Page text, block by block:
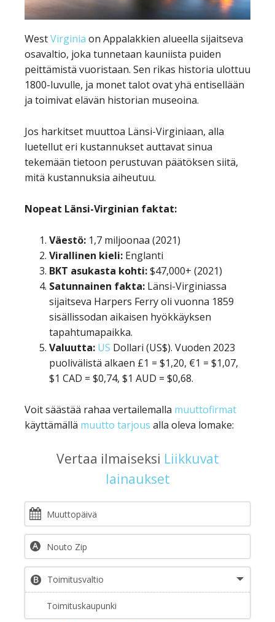
WestVirginia on Appalakkien alueella sijaitseva
osavaltio, joka tunnetaan kauniista puiden
peittämistä vuoristaan. Sen rikas historia ulottuu
1800-luvulle, ja monet talot ovat yhä entisellään
ja toimivat elävän historian museoina.
Jos harkitset muuttoa Länsi-Virginiaan, alla
luetellut eri kustannukset auttavat sinua
tekemään tietoon perustuvan päätöksen siitä,
mitä kustannuksia aiheutuu.
Nopeat Länsi-Virginian faktat:
Väestö: 1,7 miljoonaa (2021)
Virallinen kieli: Englanti
BKT asukasta kohti:$47,000+ (2021)
Satunnainen fakta: Länsi-Virginiassa
sijaitseva Harpers Ferry oli vuonna 1859
sisällissodan aikaisen hyökkäyksen
tapahtumapaikka.
Valuutta: US Dollari (US$). Vuoden 2023
puolivälistä alkaen £1 = $1,20, €1 = $1,07,
$1 CAD = $0,74, $1 AUD = $0,68.
Voit säästää rahaa vertailemalla muuttofirmat
käyttämällä muutto tarjous alla oleva lomake:
Vertaa ilmaiseksi Liikkuvat
lainaukset